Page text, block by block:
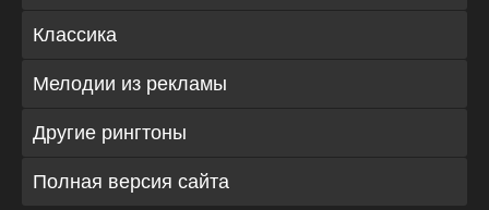
Классика
Мелодии из рекламы
Другие рингтоны
Полная версия сайта